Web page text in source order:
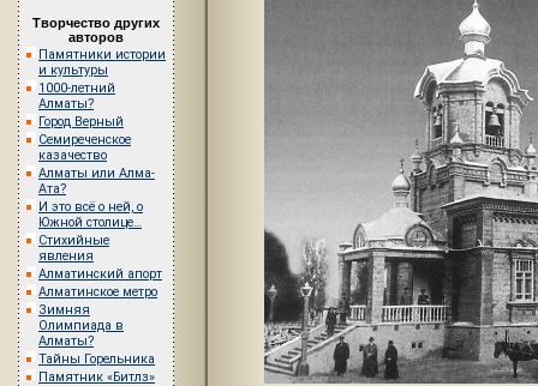
Творчество других
авторов
Памятники истории
и культуры
1000-летний
Алматы?
Город Верный
Семиреченское
казачество
Алматы или Алма-
Ата?
И это всё о ней, о
Южной столице…
Стихийные
явления
Алматинский апорт
Алматинское метро
Зимняя
Олимпиада в
Алматы?
Тайны Горельника
Памятник «Битлз»